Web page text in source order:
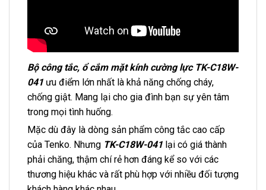
Bộ công tắc, ổ cắm mặt kính cường lực TK-C18W-
041 ưu điểm lớn nhất là khả năng chống cháy,
chống giật. Mang lại cho gia đình bạn sự yên tâm
trong mọi tình huống.
Mặc dù đây là dòng sản phẩm công tắc cao cấp
của Tenko. Nhưng TK-C18W-041 lại có giá thành
phải chăng, thậm chí rẻ hơn đáng kể so với các
thương hiệu khác và rất phù hợp với nhiều đối tượng